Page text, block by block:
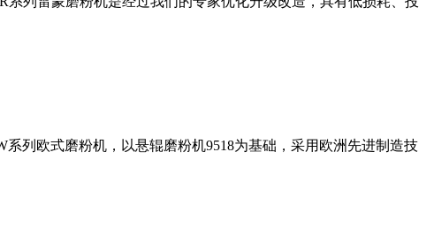
列欧式磨粉机，以悬辊磨粉机9518为基础，采用欧洲先进制造技